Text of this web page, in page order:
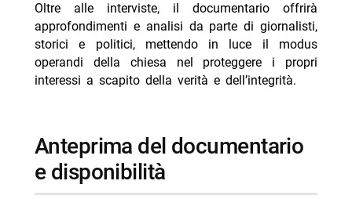
Oltre alle interviste, il documentario offrirà
approfondimenti e analisi da parte di giornalisti,
storici e politici, mettendo in luce il modus
operandi della chiesa nel proteggere i propri
interessi a scapito della verità e dell’integrità.
Anteprima del documentario
e disponibilità